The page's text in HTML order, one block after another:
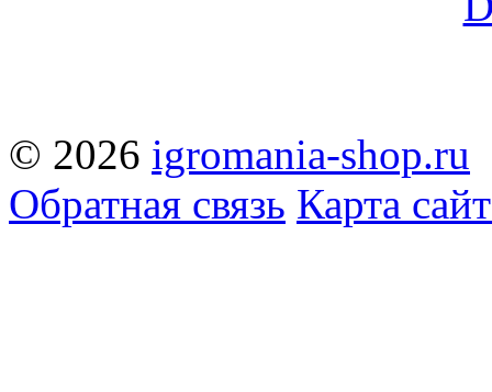
© 2026 igromania-shop.ru
Обратная связь Карта